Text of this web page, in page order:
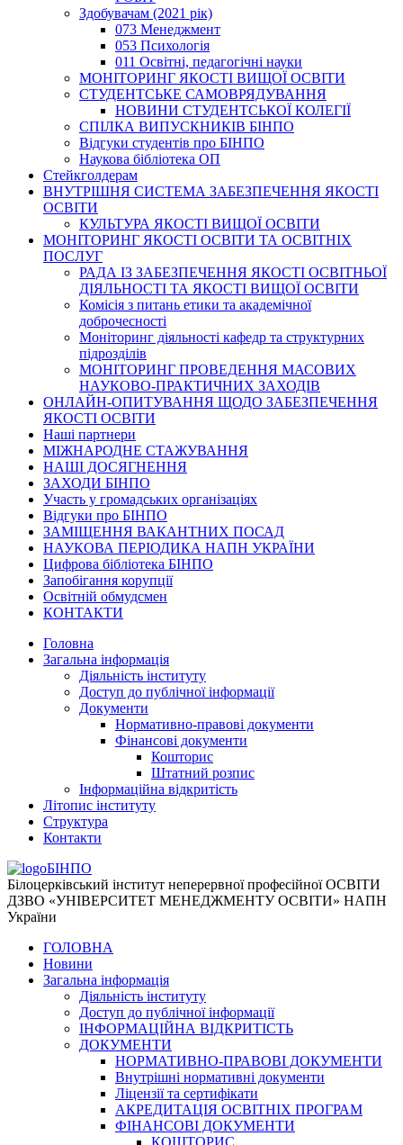
Здобувачам (2021 рік)
073 Менеджмент
053 Психологія
011 Освітні, педагогічні науки
МОНІТОРИНГ ЯКОСТІ ВИЩОЇ ОСВІТИ
СТУДЕНТСЬКЕ САМОВРЯДУВАННЯ
НОВИНИ СТУДЕНТСЬКОЇ КОЛЕГІЇ
СПІЛКА ВИПУСКНИКІВ БІНПО
Відгуки студентів про БІНПО
Наукова бібліотека ОП
Стейкголдерам
ВНУТРІШНЯ СИСТЕМА ЗАБЕЗПЕЧЕННЯ ЯКОСТІ
ОСВІТИ
КУЛЬТУРА ЯКОСТІ ВИЩОЇ ОСВІТИ
МОНІТОРИНГ ЯКОСТІ ОСВІТИ ТА ОСВІТНІХ
ПОСЛУГ
РАДА ІЗ ЗАБЕЗПЕЧЕННЯ ЯКОСТІ ОСВІТНЬОЇ
ДІЯЛЬНОСТІ ТА ЯКОСТІ ВИЩОЇ ОСВІТИ
Комісія з питань етики та академічної
доброчесності
Моніторинг діяльності кафедр та структурних
підрозділів
МОНІТОРИНГ ПРОВЕДЕННЯ МАСОВИХ
НАУКОВО-ПРАКТИЧНИХ ЗАХОДІВ
ОНЛАЙН-ОПИТУВАННЯ ЩОДО ЗАБЕЗПЕЧЕННЯ
ЯКОСТІ ОСВІТИ
Наші партнери
МІЖНАРОДНЕ СТАЖУВАННЯ
НАШІ ДОСЯГНЕННЯ
ЗАХОДИ БІНПО
Участь у громадських організаціях
Відгуки про БІНПО
ЗАМІЩЕННЯ ВАКАНТНИХ ПОСАД
НАУКОВА ПЕРІОДИКА НАПН УКРАЇНИ
Цифрова бібліотека БІНПО
Запобігання корупції
Освітній обмудсмен
КОНТАКТИ
Головна
Загальна інформація
Діяльність інституту
Доступ до публічної інформації
Документи
Нормативно-правові документи
Фінансові документи
Кошторис
Штатний розпис
Інформаційна відкритість
Літопис інституту
Структура
Контакти
БІНПО
Білоцерківський інститут неперервної професійної ОСВІТИ
ДЗВО «УНІВЕРСИТЕТ МЕНЕДЖМЕНТУ ОСВІТИ» НАПН
України
ГОЛОВНА
Новини
Загальна інформація
Діяльність інституту
Доступ до публічної інформації
ІНФОРМАЦІЙНА ВІДКРИТІСТЬ
ДОКУМЕНТИ
НОРМАТИВНО-ПРАВОВІ ДОКУМЕНТИ
Внутрішні нормативні документи
Ліцензії та сертифікати
АКРЕДИТАЦІЯ ОСВІТНІХ ПРОГРАМ
ФІНАНСОВІ ДОКУМЕНТИ
КОШТОРИС